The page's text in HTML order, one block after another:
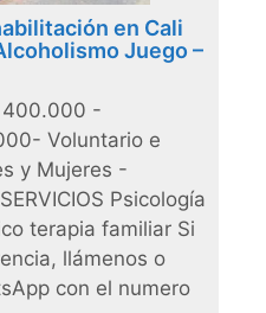
en Cali
Juego –
400.000 -
Voluntario e
y Mujeres -
Psicología
terapia familiar Si
llámenos o
con el numero